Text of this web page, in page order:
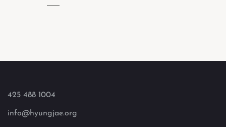
425 488 1004
info@hyungjae.org